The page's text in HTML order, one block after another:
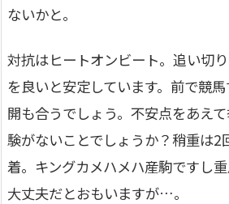
ないかと。
対抗はヒートオンビート。追い切
を良いと安定しています。前で競
開も合うでしょう。不安点をあえ
験がないことでしょうか？稍重は2
着。キングカメハメハ産駒ですし
大丈夫だとおもいますが…。